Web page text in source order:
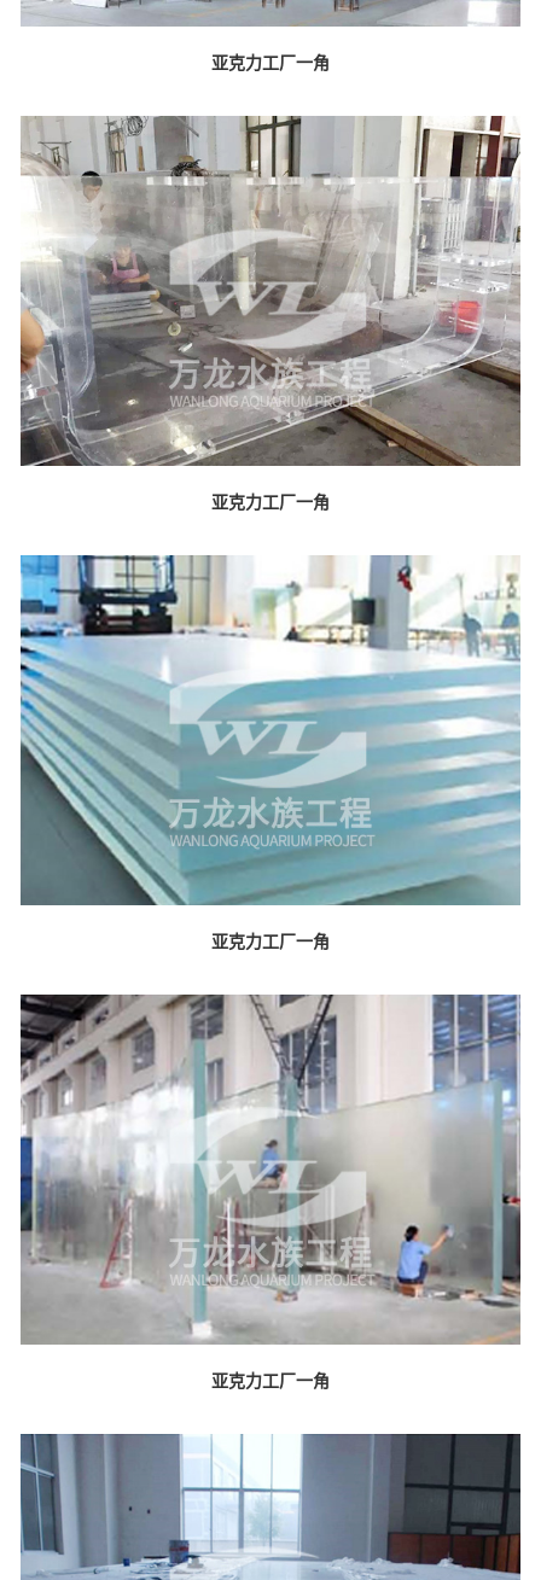
亚克力工厂一角
亚克力工厂一角
亚克力工厂一角
亚克力工厂一角